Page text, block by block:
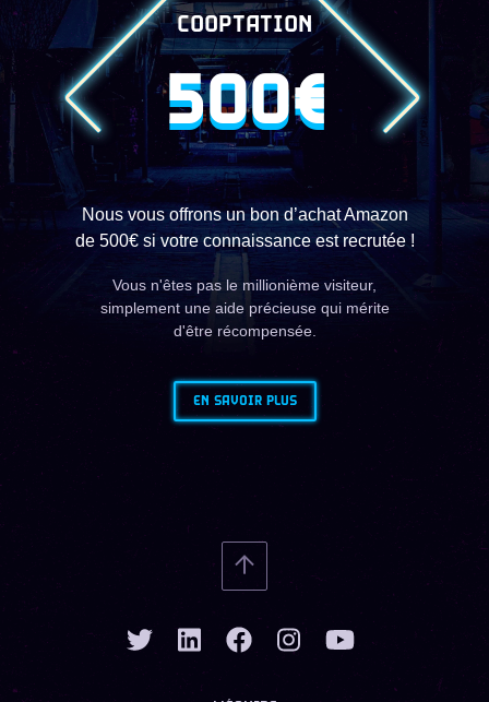
COOPTATION
500€
Nous vous offrons un bon d’achat Amazon
de 500€ si votre connaissance est recrutée !
Vous n'êtes pas le millionième visiteur,
simplement une aide précieuse qui mérite
d'être récompensée.
EN SAVOIR PLUS